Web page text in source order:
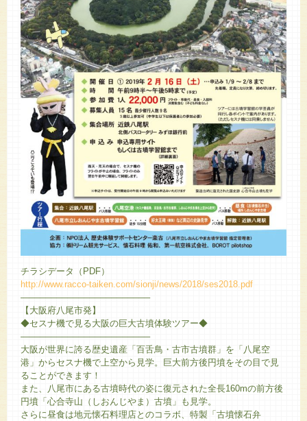
チラシデータ（PDF）
http://www.racco-taiken.com/sionji/news/2018/ses2018.pdf
——————————————–
【大阪府八尾市発】
◆セスナ機で見る大阪の巨大古墳体験ツアー◆
——————————————–
大阪が世界に誇る歴史遺産「百舌鳥・古市古墳群」を「八尾空
港」からセスナ機で上空から見学。巨大前方後円墳をその目で見
ることができます！
また、八尾市にある古墳時代の姿に復元された全長160mの前方後
円墳「心合寺山（しおんじやま）古墳」も見学。
さらに昼食は地元懐石料理店とのコラボ、特製「古墳懐石弁